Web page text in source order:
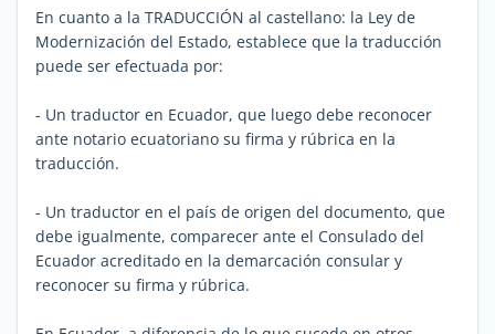
En cuanto a la TRADUCCIÓN al castellano: la Ley de
Modernización del Estado, establece que la traducción
puede ser efectuada por:
- Un traductor en Ecuador, que luego debe reconocer
ante notario ecuatoriano su firma y rúbrica en la
traducción.
- Un traductor en el país de origen del documento, que
debe igualmente, comparecer ante el Consulado del
Ecuador acreditado en la demarcación consular y
reconocer su firma y rúbrica.